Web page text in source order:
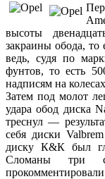
высоты
закраины обода, то
ведь, судя по
фунтов, то есть
надписям на
Затем под молот
удара обод диска
треснул —
себя диски
диску К&К был
Сломаны три